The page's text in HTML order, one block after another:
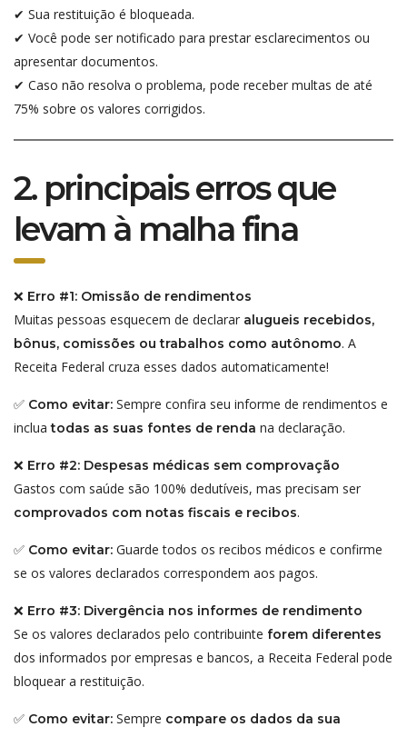
✔ Sua restituição é bloqueada.
✔ Você pode ser notificado para prestar esclarecimentos ou
apresentar documentos.
✔ Caso não resolva o problema, pode receber multas de até
75% sobre os valores corrigidos.
2. principais erros que
levam à malha fina
❌ Erro #1: Omissão de rendimentos
Muitas pessoas esquecem de declarar alugueis recebidos,
bônus, comissões ou trabalhos como autônomo. A
Receita Federal cruza esses dados automaticamente!
✅ Como evitar: Sempre confira seu informe de rendimentos e
incluatodas as suas fontes de renda na declaração.
❌ Erro #2: Despesas médicas sem comprovação
Gastos com saúde são 100% dedutíveis, mas precisam ser
comprovados com notas fiscais e recibos.
✅ Como evitar: Guarde todos os recibos médicos e confirme
se os valores declarados correspondem aos pagos.
❌ Erro #3: Divergência nos informes de rendimento
Se os valores declarados pelo contribuinte forem diferentes
dos informados por empresas e bancos, a Receita Federal pode
bloquear a restituição.
✅ Como evitar: Sempre compare os dados da sua